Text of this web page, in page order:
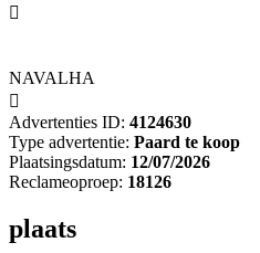

NAVALHA

Advertenties ID: 4124630
Type advertentie: Paard te koop
Plaatsingsdatum: 12/07/2026
Reclameoproep: 18126
plaats